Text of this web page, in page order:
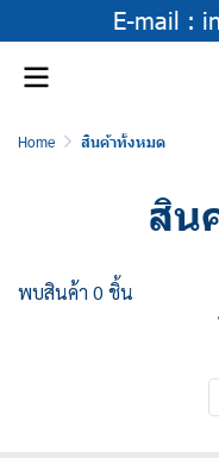
E-mail :
Home สินค้าทั้งหมด
สิน
พบสินค้า 0 ชิ้น